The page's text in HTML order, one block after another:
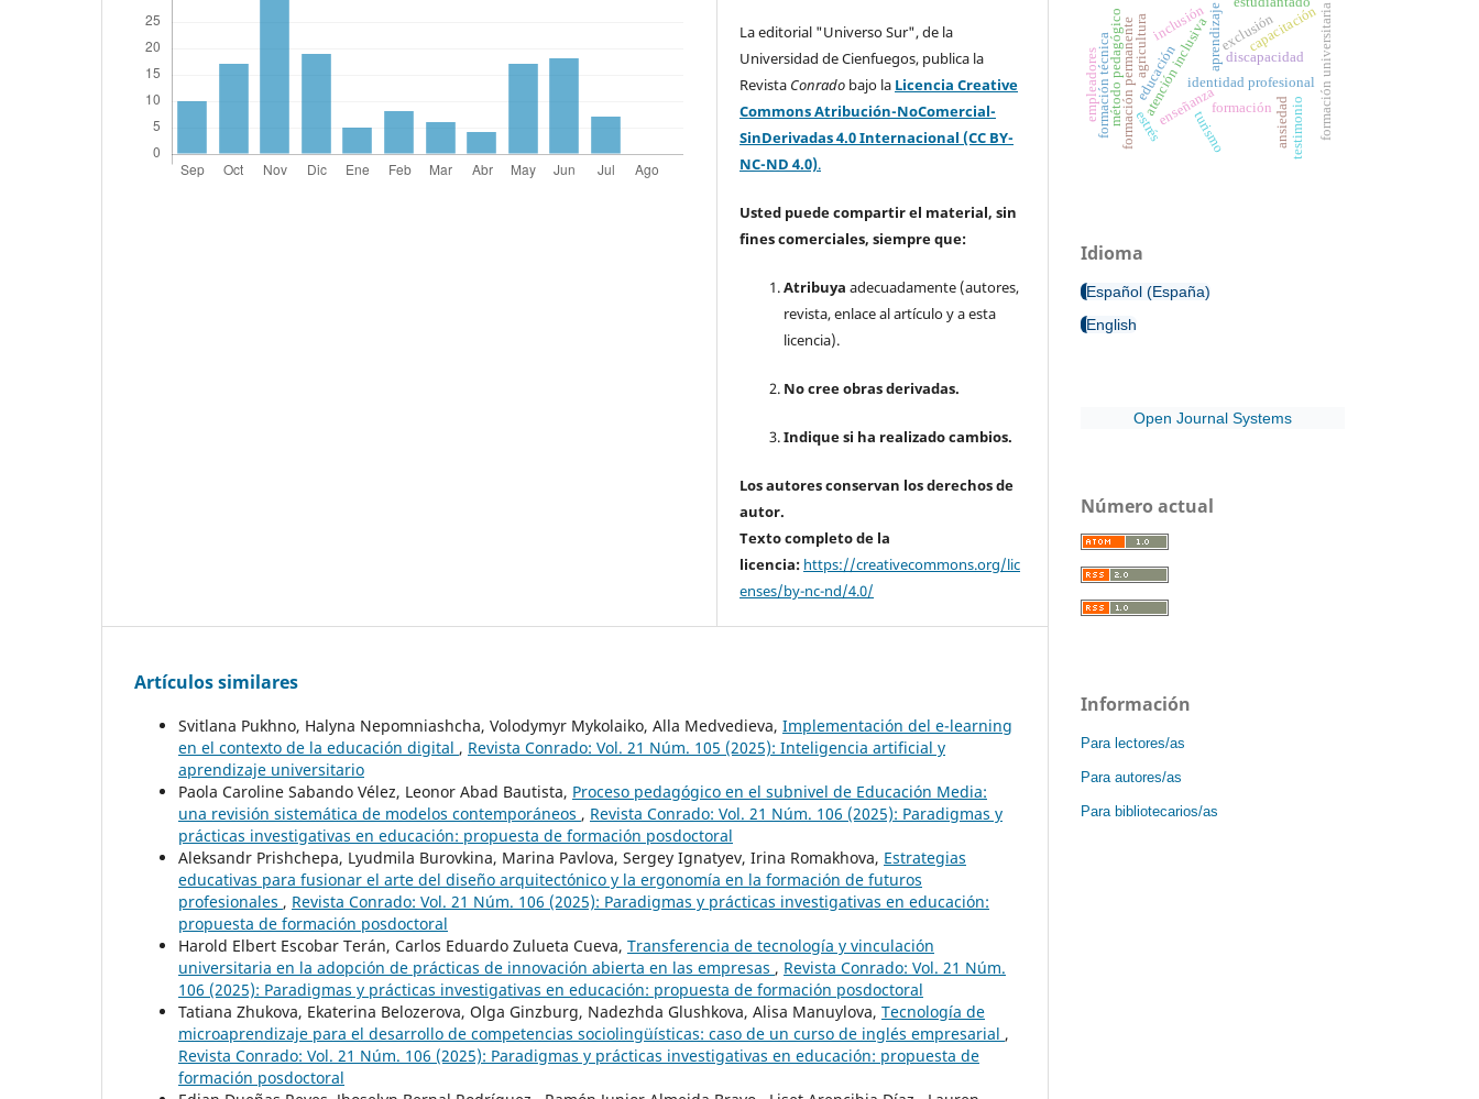
La editorial "Universo Sur", de la
Universidad de Cienfuegos, publica la
Revista Conrado bajo la Licencia Creative
Commons Atribución-NoComercial-
SinDerivadas 4.0 Internacional (CC BY-
NC-ND 4.0).
Usted puede compartir el material, sin
fines comerciales, siempre que:
Atribuya adecuadamente (autores,
revista, enlace al artículo y a esta
licencia).
No cree obras derivadas.
Indique si ha realizado cambios.
Los autores conservan los derechos de
autor.
Texto completo de la
licencia: https://creativecommons.org/lic
enses/by-nc-nd/4.0/
Artículos similares
Svitlana Pukhno, Halyna Nepomniashcha, Volodymyr Mykolaiko, Alla Medvedieva, Implementación del e-learning
en el contexto de la educación digital , Revista Conrado: Vol. 21 Núm. 105 (2025): Inteligencia artificial y
aprendizaje universitario
Paola Caroline Sabando Vélez, Leonor Abad Bautista, Proceso pedagógico en el subnivel de Educación Media:
una revisión sistemática de modelos contemporáneos , Revista Conrado: Vol. 21 Núm. 106 (2025): Paradigmas y
prácticas investigativas en educación: propuesta de formación posdoctoral
Aleksandr Prishchepa, Lyudmila Burovkina, Marina Pavlova, Sergey Ignatyev, Irina Romakhova, Estrategias
educativas para fusionar el arte del diseño arquitectónico y la ergonomía en la formación de futuros
profesionales , Revista Conrado: Vol. 21 Núm. 106 (2025): Paradigmas y prácticas investigativas en educación:
propuesta de formación posdoctoral
Harold Elbert Escobar Terán, Carlos Eduardo Zulueta Cueva, Transferencia de tecnología y vinculación
universitaria en la adopción de prácticas de innovación abierta en las empresas , Revista Conrado: Vol. 21 Núm.
106 (2025): Paradigmas y prácticas investigativas en educación: propuesta de formación posdoctoral
Tatiana Zhukova, Ekaterina Belozerova, Olga Ginzburg, Nadezhda Glushkova, Alisa Manuylova, Tecnología de
microaprendizaje para el desarrollo de competencias sociolingüísticas: caso de un curso de inglés empresarial ,
Revista Conrado: Vol. 21 Núm. 106 (2025): Paradigmas y prácticas investigativas en educación: propuesta de
formación posdoctoral
formación
atención inclusivaidentidad profesional
enseñanza
aprendizaje
inclusión exclusión
discapacidad
capacitación
estrés ansiedad
formación permanente
método pedagógicoagricultura
formación técnica turismo
educación formación universitaria
empleadores
testimonio
Idioma
Español (España)
English
Open Journal Systems
Número actual
Información
Para lectores/as
Para autores/as
Para bibliotecarios/as